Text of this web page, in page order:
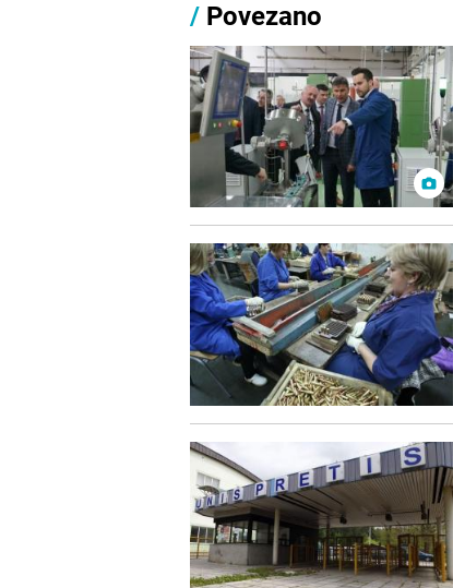
/ Povezano